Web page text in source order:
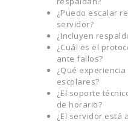
¿Puedo escalar
servidor?
¿Incluyen
¿Cuál es el
ante fallos?
¿Qué
escolares?
¿El soporte
de horario?
¿El servidor está